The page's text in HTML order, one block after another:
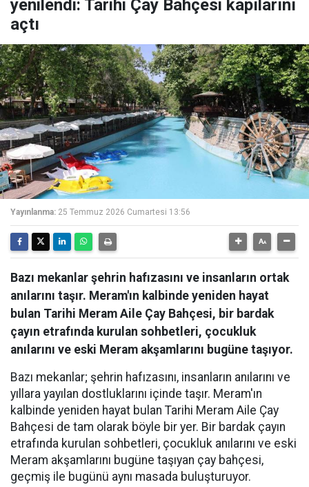
yenilendi: Tarihi Çay Bahçesi kapılarını
açtı
Yayınlanma: 25 Temmuz 2026 Cumartesi 13:56
Bazı mekanlar şehrin hafızasını ve insanların ortak
anılarını taşır. Meram'ın kalbinde yeniden hayat
bulan Tarihi Meram Aile Çay Bahçesi, bir bardak
çayın etrafında kurulan sohbetleri, çocukluk
anılarını ve eski Meram akşamlarını bugüne taşıyor.
Bazı mekanlar; şehrin hafızasını, insanların anılarını ve
yıllara yayılan dostluklarını içinde taşır. Meram'ın
kalbinde yeniden hayat bulan Tarihi Meram Aile Çay
Bahçesi de tam olarak böyle bir yer. Bir bardak çayın
etrafında kurulan sohbetleri, çocukluk anılarını ve eski
Meram akşamlarını bugüne taşıyan çay bahçesi,
geçmiş ile bugünü aynı masada buluşturuyor.